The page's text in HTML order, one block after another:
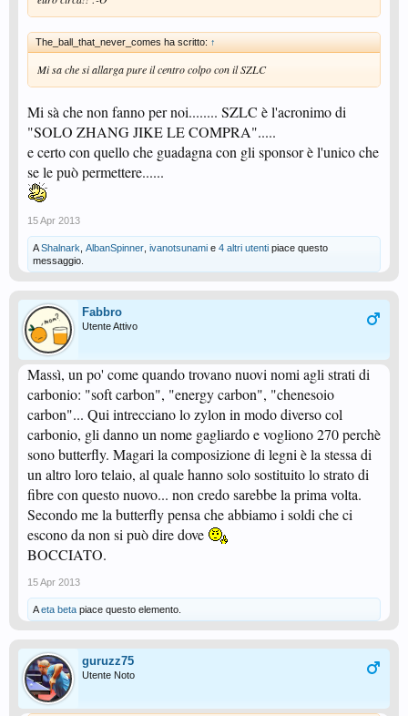
The_ball_that_never_comes ha scritto: ↑
Mi sa che si allarga pure il centro colpo con il SZLC
Mi sà che non fanno per noi........ SZLC è l'acronimo di
"SOLO ZHANG JIKE LE COMPRA".....
e certo con quello che guadagna con gli sponsor è l'unico che
se le può permettere......
15 Apr 2013
AShalnark AlbanSpinner ivanotsunami e 4 altri utenti piace questo
messaggio.
Fabbro
Utente Attivo
Massì, un po' come quando trovano nuovi nomi agli strati di
carbonio: "soft carbon", "energy carbon", "chenesoio
carbon"... Qui intrecciano lo zylon in modo diverso col
carbonio, gli danno un nome gagliardo e vogliono 270 perchè
sono butterfly. Magari la composizione di legni è la stessa di
un altro loro telaio, al quale hanno solo sostituito lo strato di
fibre con questo nuovo... non credo sarebbe la prima volta.
Secondo me la butterfly pensa che abbiamo i soldi che ci
escono da non si può dire dove
BOCCIATO.
15 Apr 2013
Aeta beta piace questo elemento.
guruzz75
Utente Noto